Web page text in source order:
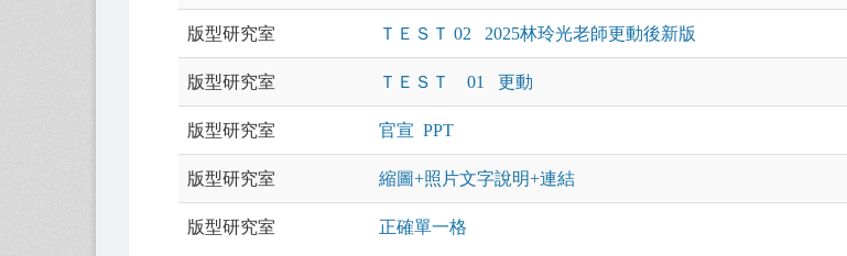
版型研究室 ＴＥＳＴ 02 2025林玲光老師更動後新版
版型研究室 ＴＥＳＴ 01 更動
版型研究室 官宣 PPT
版型研究室 縮圖+照片文字說明+連結
版型研究室 正確單一格